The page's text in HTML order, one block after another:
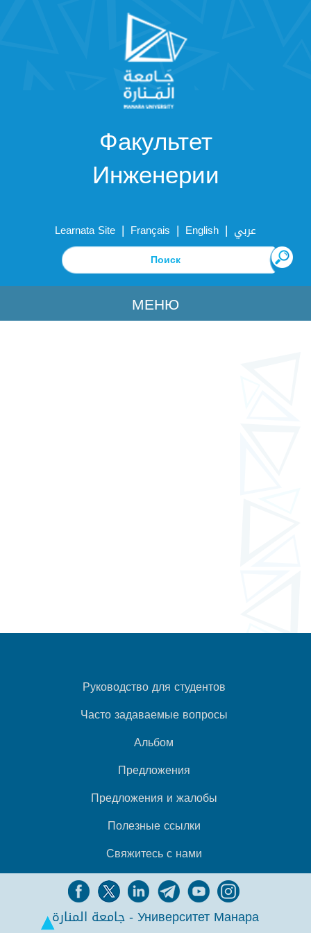
Факультет
Инженерии
Learnata Site | Français | English | عربي
МЕНЮ
Руководство для студентов
Часто задаваемые вопросы
Альбом
Предложения
Предложения и жалобы
Полезные ссылки
Свяжитесь с нами
جامعة المنارة - Университет Манара